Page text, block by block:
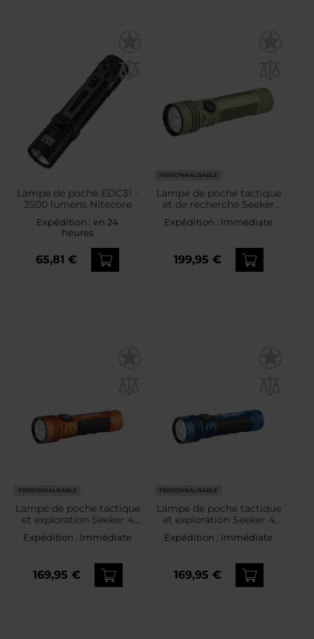
Lampe de poche EDC31 -
3500 lumens Nitecore
Expédition :en 24
heures
65,81 €
PERSONNALISABLE
Lampe de poche tactique
et de recherche Seeker
Ultra Cool White Olive
Green - 4800 lumens
Expédition : Immédiate
199,95 €
PERSONNALISABLE
Lampe de poche tactique
et exploration Seeker 4
Pro Cool White 4600
lumens Olight - Orange
Expédition : Immédiate
169,95 €
PERSONNALISABLE
Lampe de poche tactique
et exploration Seeker 4
Pro Cool White 4600
lumens Olight - Midnight
Expédition : Immédiate
169,95 €